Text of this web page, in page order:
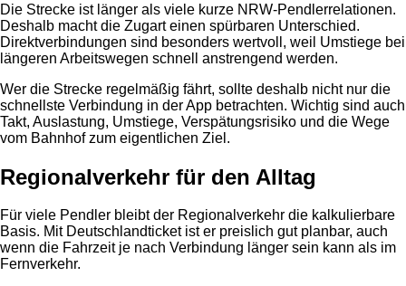
Die Strecke ist länger als viele kurze NRW-Pendlerrelationen.
Deshalb macht die Zugart einen spürbaren Unterschied.
Direktverbindungen sind besonders wertvoll, weil Umstiege bei
längeren Arbeitswegen schnell anstrengend werden.
Wer die Strecke regelmäßig fährt, sollte deshalb nicht nur die
schnellste Verbindung in der App betrachten. Wichtig sind auch
Takt, Auslastung, Umstiege, Verspätungsrisiko und die Wege
vom Bahnhof zum eigentlichen Ziel.
Regionalverkehr für den Alltag
Für viele Pendler bleibt der Regionalverkehr die kalkulierbare
Basis. Mit Deutschlandticket ist er preislich gut planbar, auch
wenn die Fahrzeit je nach Verbindung länger sein kann als im
Fernverkehr.